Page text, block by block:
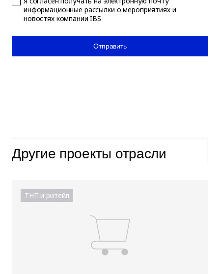
информационные рассылки о мероприятиях и
новостях компании IBS
Отправить
Другие проекты отрасли
ТНП и ритейл